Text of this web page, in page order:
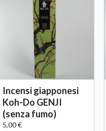
Incensi giapponesi
Koh-Do GENJI
(senza fumo)
5,00 €